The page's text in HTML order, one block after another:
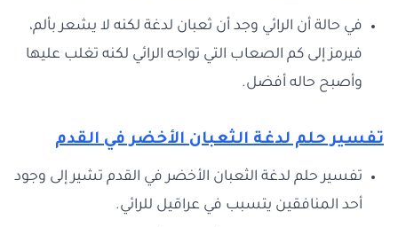
في حالة أن الرائي وجد أن ثعبان لدغة لكنه لا يشعر بألم،
فيرمز إلى كم الصعاب التي تواجه الرائي لكنه تغلب عليها
وأصبح حاله أفضل.
تفسير حلم لدغة الثعبان الأخضر في القدم
تفسير حلم لدغة الثعبان الأخضر في القدم تشير إلى وجود
أحد المنافقين يتسبب في عراقيل للرائي.